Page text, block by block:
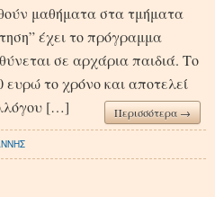
μαθήματα στα τμήματα
έχει το πρόγραμμα
σε αρχάρια παιδιά. Το
ευρώ το χρόνο και αποτελεί
[…]
Περισσότερα →